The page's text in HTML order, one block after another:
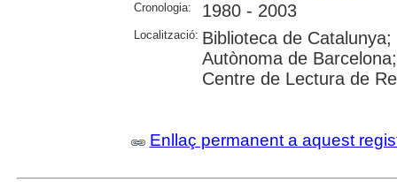
Cronologia: 1980 - 2003
Localització: Biblioteca de
Autònoma de
Centre de Lectura de
Enllaç permanent a aquest